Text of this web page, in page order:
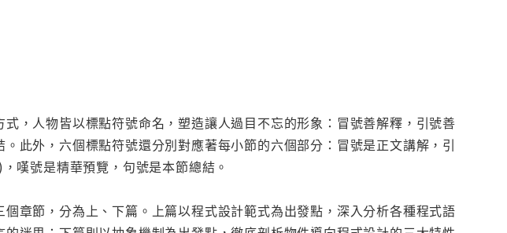
，人物皆以標點符號命名，塑造讓人過目不忘的形象：冒號善解釋，引號善
此外，六個標點符號還分別對應著每小節的六個部分：冒號是正文講解，引
嘆號是精華預覽，句號是本節總結。
章節，分為上、下篇。上篇以程式設計範式為出發點，深入分析各種程式語